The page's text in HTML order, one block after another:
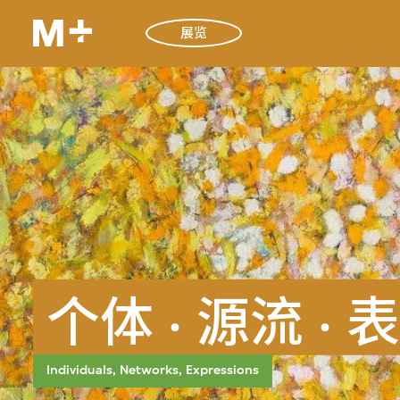
展览
个体 · 源流 ·
Individuals, Networks, Expressions